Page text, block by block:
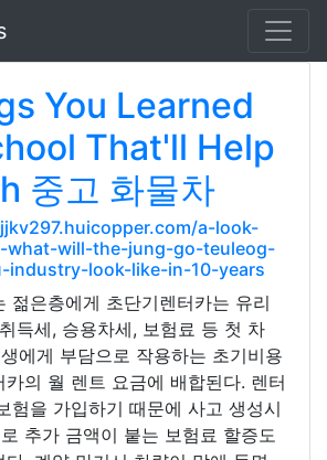
You Learned
That'll Help
중고 화물차
a-look-
will-the-jung-go-teuleog-
industry-look-like-in-10-years
젊은층에게 초단기렌터카는 유리
득세, 승용차세, 보험료 등 첫 차
에게 부담으로 작용하는 초기비용
카의 월 렌트 요금에 배합된다. 렌터
험을 가입하기 때문에 사고 생성시
추가 금액이 붙는 보험료 할증도